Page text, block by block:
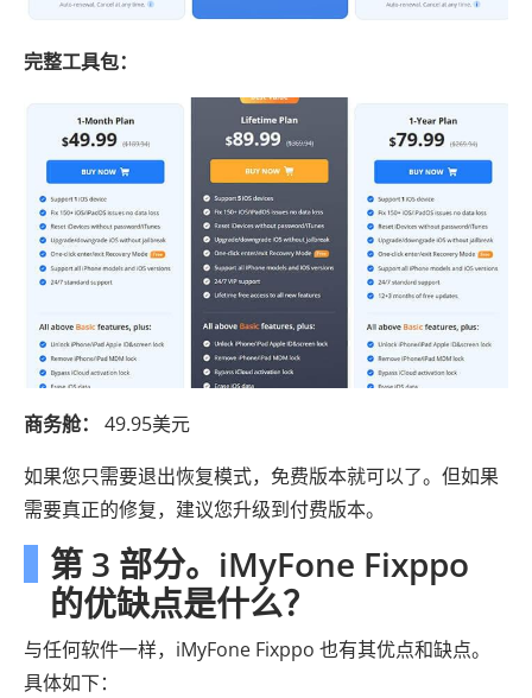
完整工具包：
商务舱：
49.95美元
如果您只需要退出恢复模式，免费版本就可以了。但如果
需要真正的修复，建议您升级到付费版本。
第 3 部分。iMyFone Fixppo
的优缺点是什么？
与任何软件一样，iMyFone Fixppo 也有其优点和缺点。
具体如下：